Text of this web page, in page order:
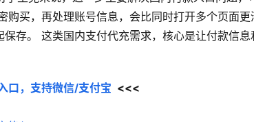
购买，再处理账号信息，会比同时打开多个页面更
存。 这类国内支付代充需求，核心是让付款信息
口，支持微信/支付宝
  <<<